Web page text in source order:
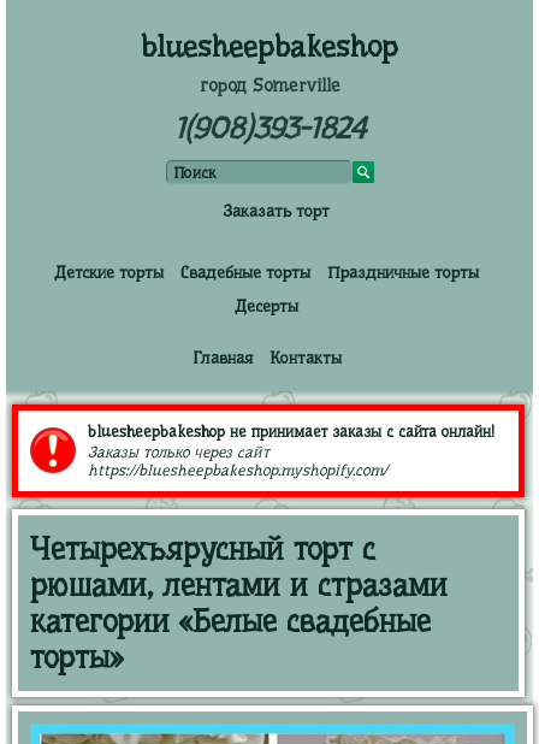
bluesheepbakeshop
город Somerville
1(908)393-1824
Заказать торт
Детские торты Свадебные торты
Праздничные торты
Десерты
Главная Контакты
bluesheepbakeshop не принимает заказы с сайта онлайн!
Заказы только через сайт
https://bluesheepbakeshop.myshopify.com/
Четырехъярусный торт с
рюшами, лентами и стразами
категории «Белые свадебные
торты»